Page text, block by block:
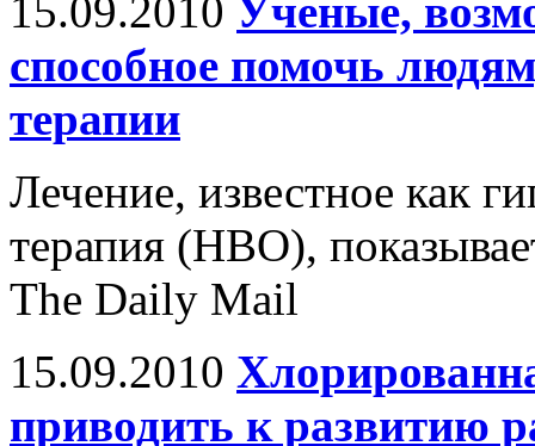
15.09.2010 Ученые,
способное помочь
терапии
Лечение, известное как
терапия (HBO),
The Daily Mail
15.09.2010
приводить к развитию